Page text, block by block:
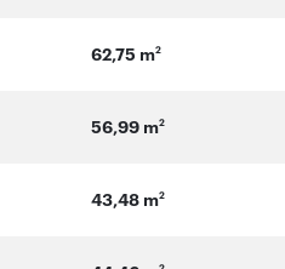
62,75 m2
56,99 m2
43,48 m2